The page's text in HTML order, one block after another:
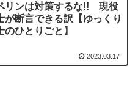
リンは対策するな!! 現役
が断言できる訳【ゆっくり
のひとりごと】
2023.03.17